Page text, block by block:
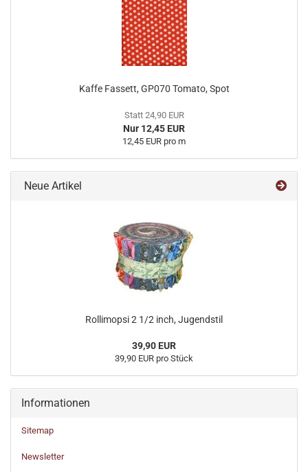
Kaffe Fassett, GP070 Tomato, Spot
Statt 24,90 EUR
Nur 12,45 EUR
12,45 EUR pro m
Neue Artikel
Rollimopsi 2 1/2 inch, Jugendstil
39,90 EUR
39,90 EUR pro Stück
Informationen
Sitemap
Newsletter